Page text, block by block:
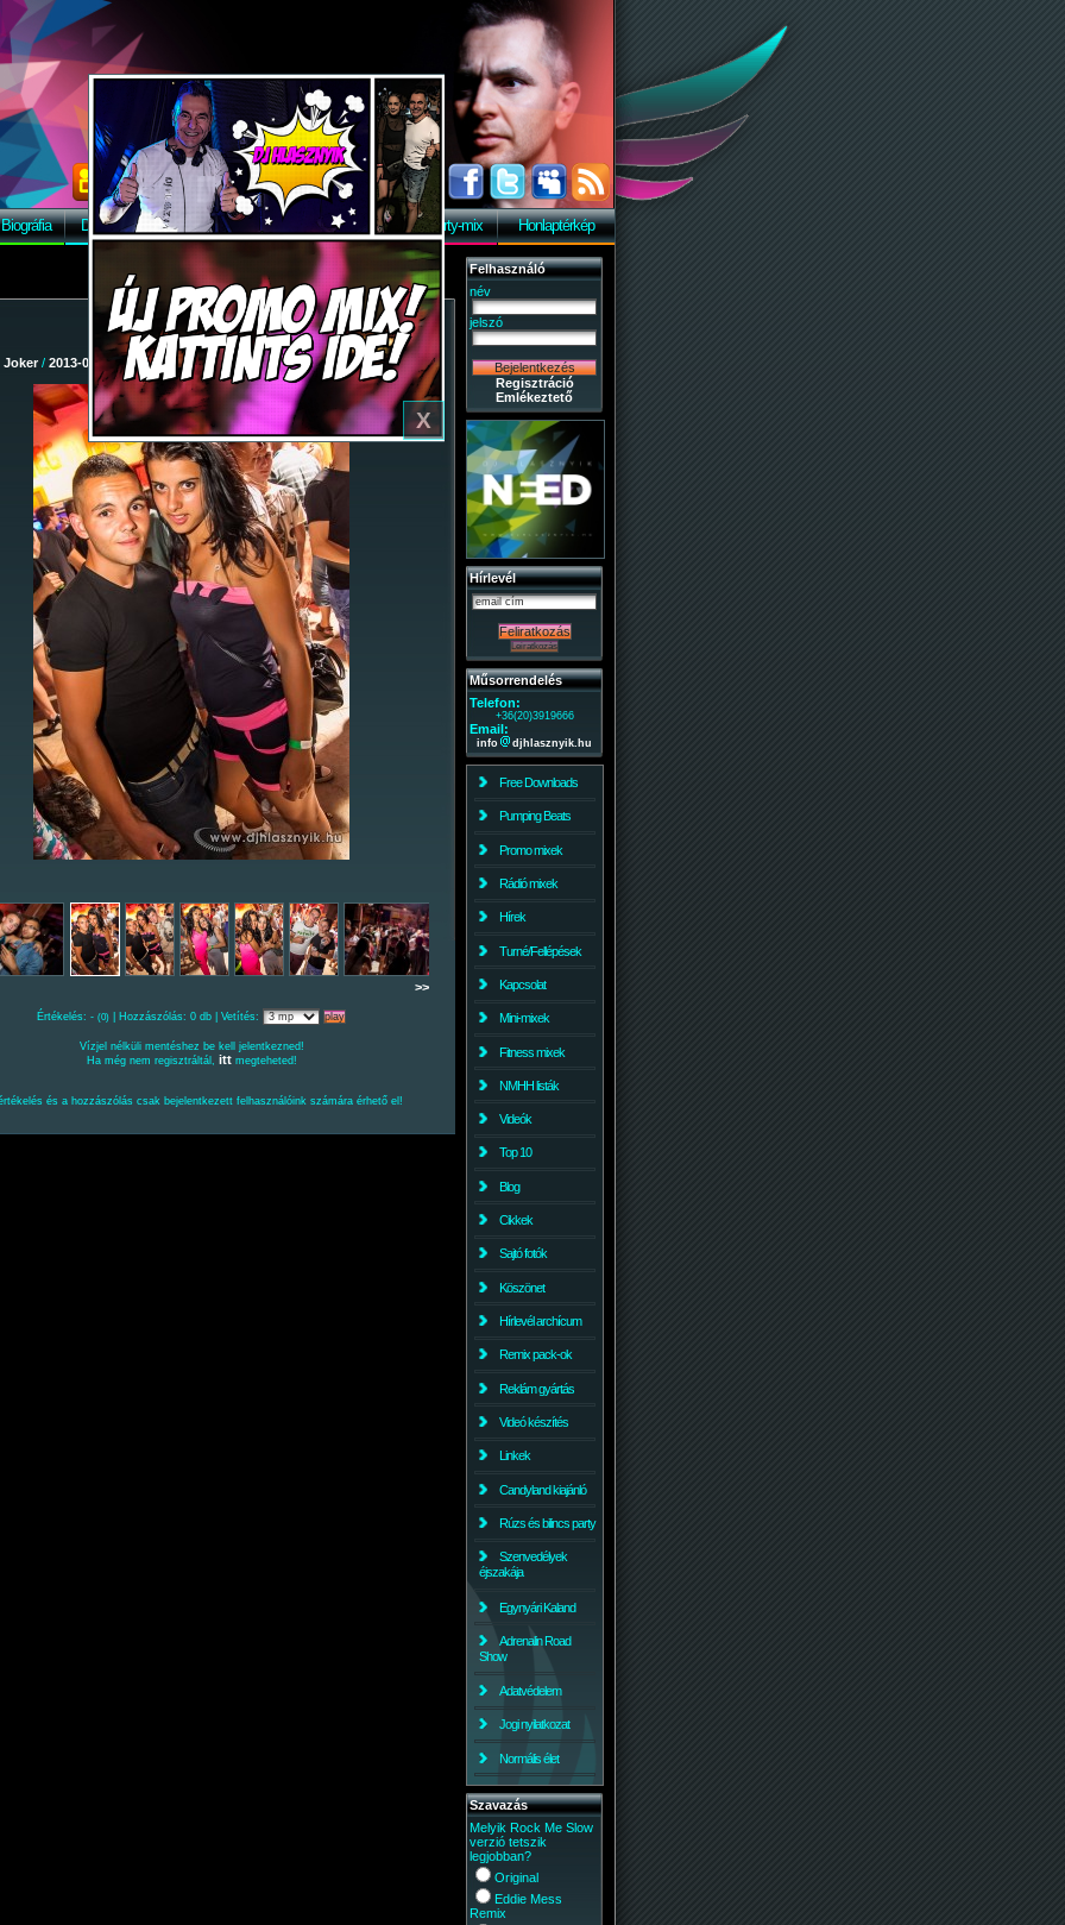
X
Biográfia Discográfia Képek Letöltés Vendégkönyv Party-mix Honlaptérkép
Joker / 2013-08-02 - Dinnye After! / 78
>>
Értékelés: - (0) | Hozzászólás: 0 db | Vetítés:
Vízjel nélküli mentéshez be kell jelentkezned!
Ha még nem regisztráltál, ittmegteheted!
és a hozzászólás csak bejelentkezett felhasználóink számára érhető el!
Felhasználó
név
jelszó
Regisztráció
Emlékeztető
Hírlevél
Műsorrendelés
Telefon:
+36(20)3919666
Email:
info djhlasznyik.hu
Free Downloads
Pumping Beats
Promo mixek
Rádió mixek
Hírek
Turné/Fellépések
Kapcsolat
Mini-mixek
Fitness mixek
NMHH listák
Videók
Top 10
Blog
Cikkek
Sajtó fotók
Köszönet
Hírlevél archícum
Remix pack-ok
Reklám gyártás
Videó készítés
Linkek
Candyland kiajánló
Rúzs és bilincs party
Szenvedélyek
éjszakája
Egynyári Kaland
Adrenalin Road
Show
Adatvédelem
Jogi nyilatkozat
Normális élet
Szavazás
Melyik Rock Me Slow
verzió tetszik
legjobban?
Original
Eddie Mess
Remix